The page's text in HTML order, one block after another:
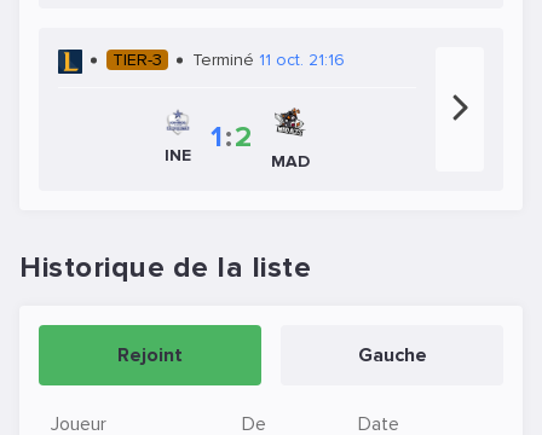
TIER-3 Terminé 11 oct. 21:16
INE
1:2
MAD
Historique de la liste
Rejoint Gauche
Joueur De Date